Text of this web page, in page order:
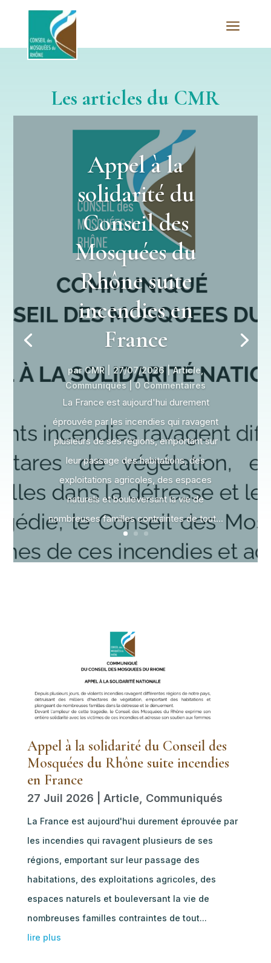
a
Les articles du CMR
Appel à la
solidarité du
Conseil des
Mosquées du
Rhône suite
incendies en
France
parCMR 27/07/2026|Article,
Communiqués| 0 Commentaires
La France est aujourd'hui durement
éprouvée par les incendies qui ravagent
plusieurs de ses régions, emportant sur
leur passage des habitations, des
exploitations agricoles, des espaces
naturels et bouleversant la vie de
nombreuses familles contraintes de tout...
Appel à la solidarité du Conseil des
Mosquées du Rhône suite incendies
en France
27 Juil 2026 Article, Communiqués
La France est aujourd'hui durement éprouvée par
les incendies qui ravagent plusieurs de ses
régions, emportant sur leur passage des
habitations, des exploitations agricoles, des
espaces naturels et bouleversant la vie de
nombreuses familles contraintes de tout...
lire plus